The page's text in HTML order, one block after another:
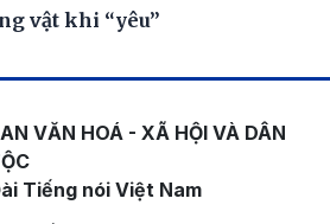
vật khi “yêu”
VĂN HOÁ - XÃ HỘI VÀ DÂN
Tiếng nói Việt Nam